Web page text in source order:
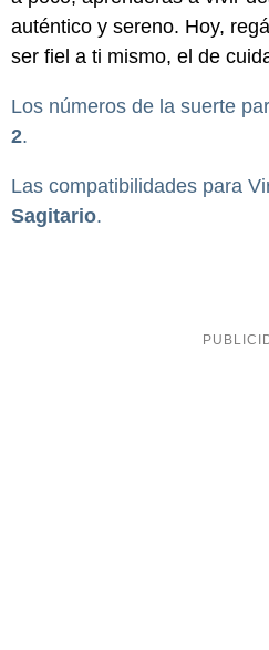
auténtico y sereno. Hoy,
ser fiel a ti mismo, el de
Los números de la suerte
2.
Las compatibilidades para
Sagitario.